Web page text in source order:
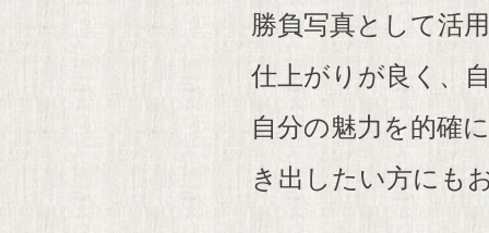
勝負写真として活
仕上がりが良く、
自分の魅力を的確
き出したい方にも